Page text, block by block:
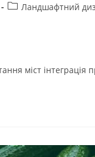
Категорія
Ландшафтний
міст інтеграція